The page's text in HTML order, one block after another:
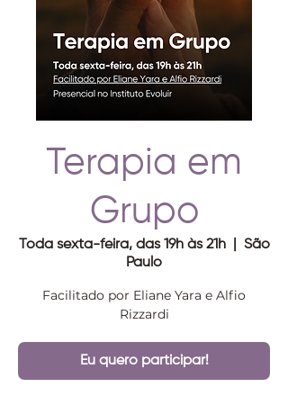
Terapia em
Grupo
Toda sexta-feira, das 19h às 21h
  |
São
Paulo
Facilitado por Eliane Yara e Alfio
Rizzardi
Eu quero participar!